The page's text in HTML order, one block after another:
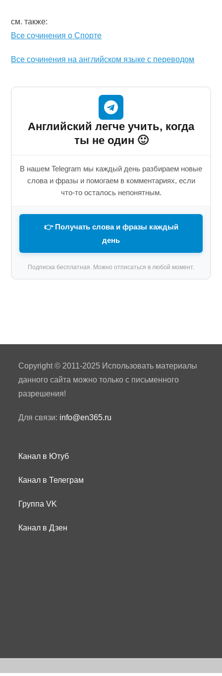
см. также:
Все сочинения о Спорте
Все сочинения на английском языке с переводом
Английский легче учить, когда
ты не один 🙂
В нашем Telegram мы каждый день разбираем новые
слова и фразы и помогаем в комментариях, если
что-то осталось непонятным.
👉 Получать слова и фразы каждый
день
Подписка бесплатная. Можно отписаться в любой момент.
Copyright © 2011-2025 Использовать материалы
данного сайта можно только с письменного
разрешения!
Для связи: info@en365.ru
Канал в Ютуб
Канал в Телеграм
Группа VK
Канал в Дзен